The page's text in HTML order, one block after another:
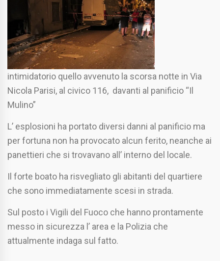
intimidatorio quello avvenuto la scorsa notte in Via
Nicola Parisi, al civico 116, davanti al panificio “Il
Mulino”
L’ esplosioni ha portato diversi danni al panificio ma
per fortuna non ha provocato alcun ferito, neanche ai
panettieri che si trovavano all’ interno del locale.
Il forte boato ha risvegliato gli abitanti del quartiere
che sono immediatamente scesi in strada.
Sul posto i Vigili del Fuoco che hanno prontamente
messo in sicurezza l’ area e la Polizia che
attualmente indaga sul fatto.